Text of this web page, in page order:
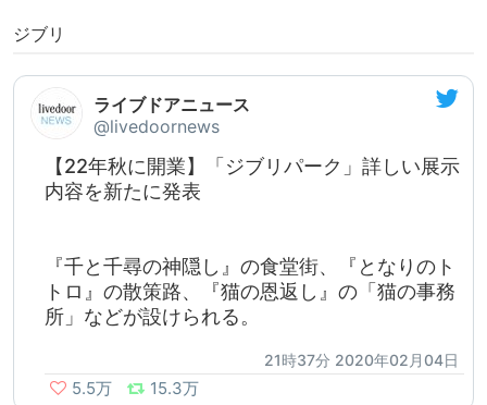
ジブリ
ライブドアニュース
@livedoornews
【22年秋に開業】「ジブリパーク」詳しい展示
内容を新たに発表
『千と千尋の神隠し』の食堂街、『となりのト
トロ』の散策路、『猫の恩返し』の「猫の事務
所」などが設けられる。
21時37分 2020年02月04日
5.5万 15.3万